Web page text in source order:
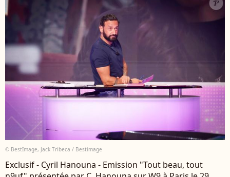
© BestImage, Jack Tribeca / Bestimage
Exclusif - Cyril Hanouna - Emission "Tout beau, tout